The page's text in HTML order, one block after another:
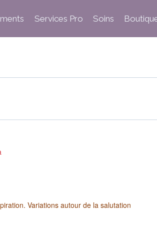
Services Pro Soins
Variations autour de la salutation